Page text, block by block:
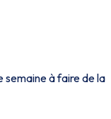
semaine à faire de la